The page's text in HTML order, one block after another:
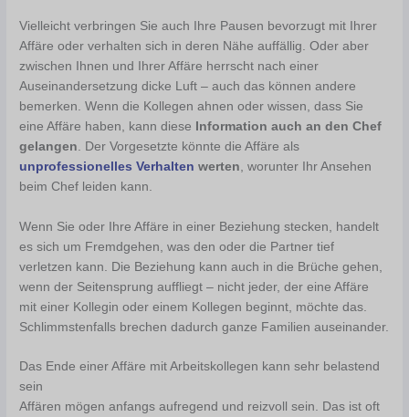
Vielleicht verbringen Sie auch Ihre Pausen bevorzugt mit Ihrer
Affäre oder verhalten sich in deren Nähe auffällig. Oder aber
zwischen Ihnen und Ihrer Affäre herrscht nach einer
Auseinandersetzung dicke Luft – auch das können andere
bemerken. Wenn die Kollegen ahnen oder wissen, dass Sie
eine Affäre haben, kann diese Information auch an den Chef
gelangen . Der Vorgesetzte könnte die Affäre als
unprofessionelles Verhalten werten , worunter Ihr Ansehen
beim Chef leiden kann.
Wenn Sie oder Ihre Affäre in einer Beziehung stecken, handelt
es sich um Fremdgehen, was den oder die Partner tief
verletzen kann. Die Beziehung kann auch in die Brüche gehen,
wenn der Seitensprung auffliegt – nicht jeder, der eine Affäre
mit einer Kollegin oder einem Kollegen beginnt, möchte das.
Schlimmstenfalls brechen dadurch ganze Familien auseinander.
Das Ende einer Affäre mit Arbeitskollegen kann sehr belastend
sein
Affären mögen anfangs aufregend und reizvoll sein. Das ist oft